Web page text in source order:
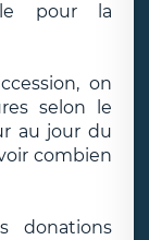
pour la
on
selon le
au jour du
combien
donations